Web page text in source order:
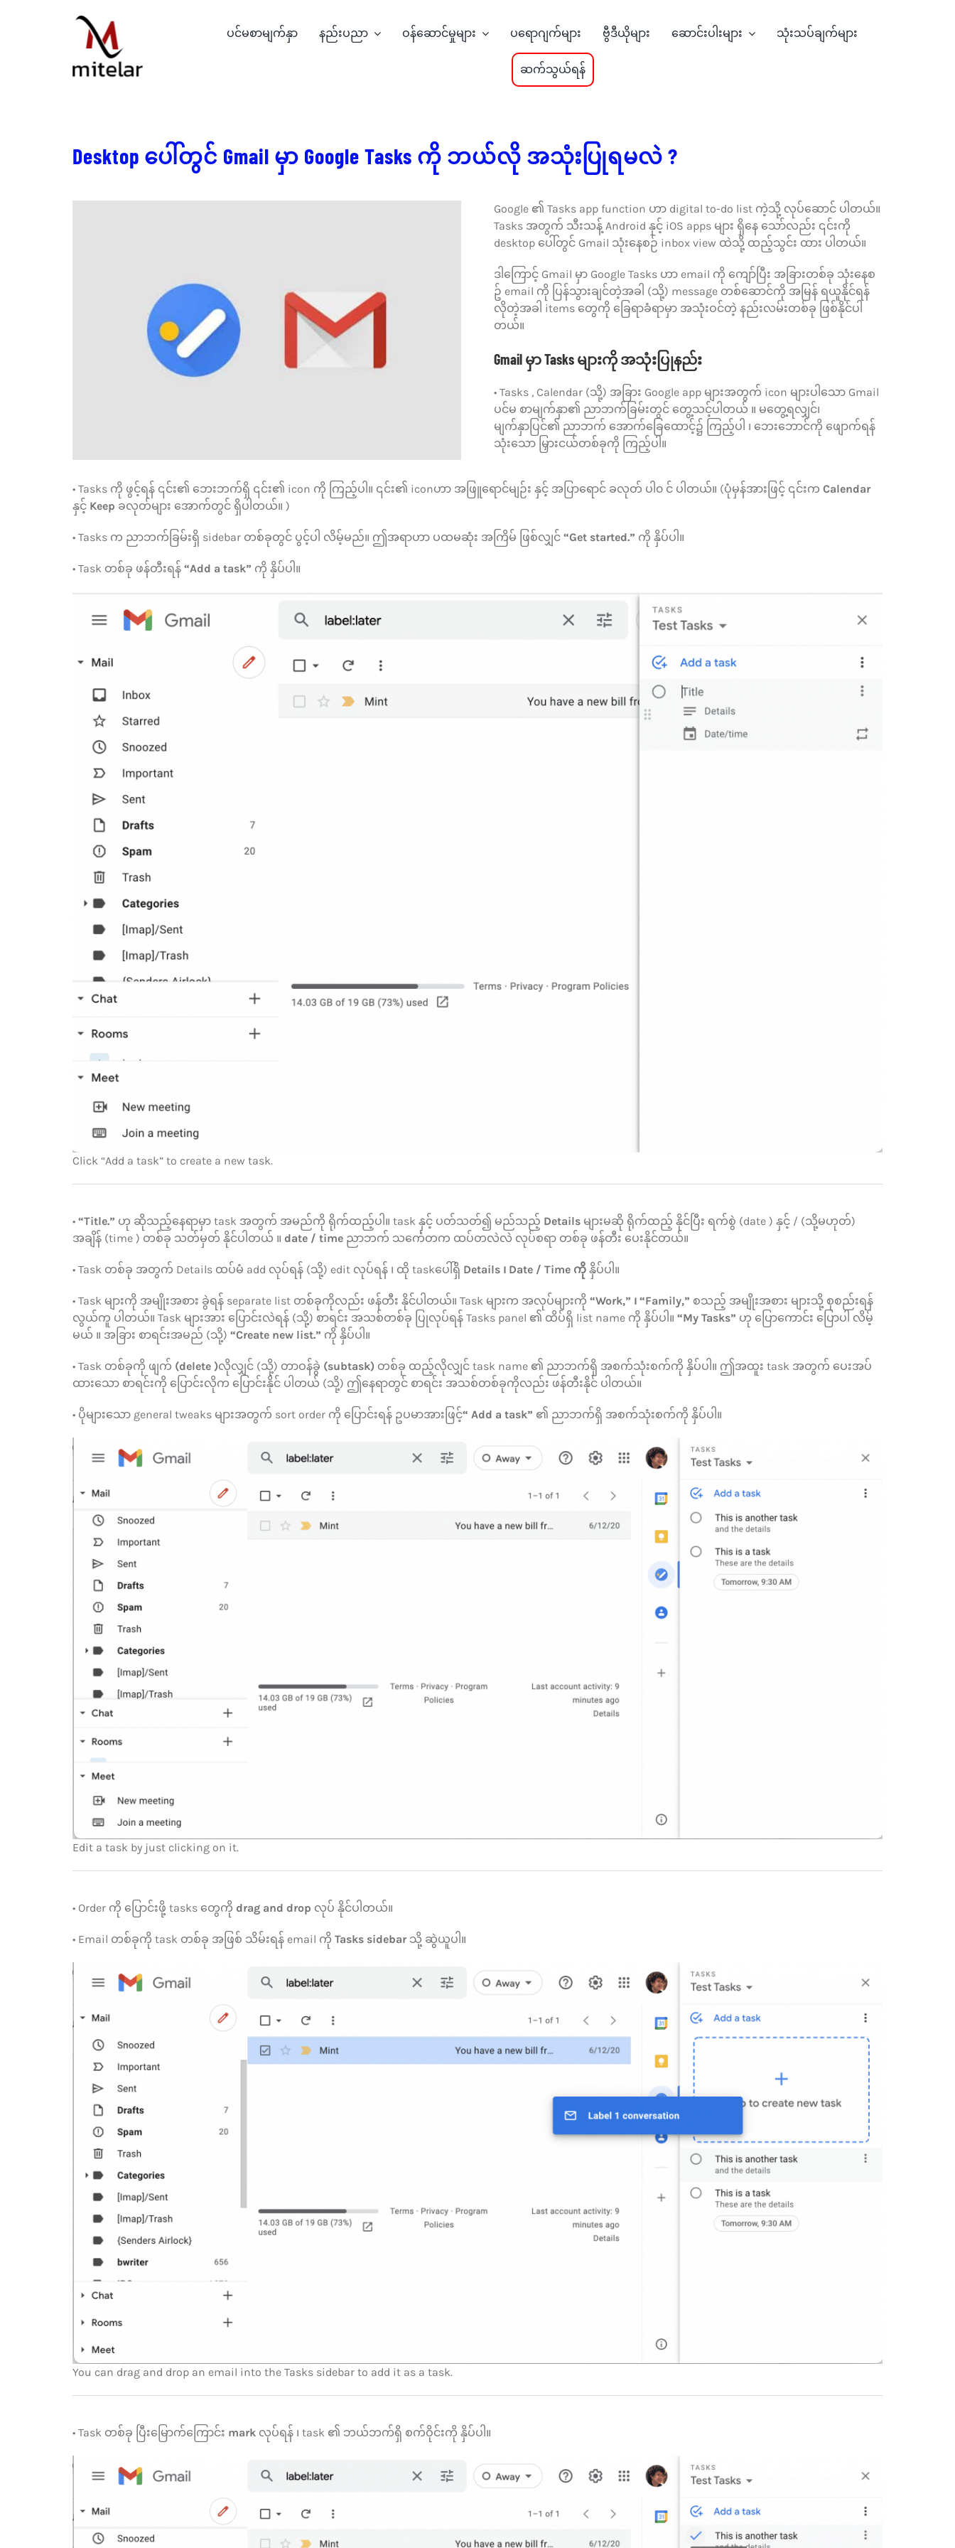
ပင်မစာမျက်နှာ နည်းပညာ ဝန်ဆောင်မှုများ ပရောဂျက်များ ဗွီဒီယိုများ ဆောင်းပါးများ သုံးသပ်ချက်များ
ဆက်သွယ်ရန်
Desktop ပေါ်တွင် Gmail မှာ Google Tasks ကို ဘယ်လို အသုံးပြုရမလဲ ?
Google ၏ Tasks app function ဟာ digital to-do list ကဲ့သို့ လုပ်ဆောင် ပါတယ်။
Tasks အတွက် သီးသန့် Android နှင့် iOS apps များ ရှိနေ သော်လည်း ၎င်းကို
desktop ပေါ်တွင် Gmail သုံးနေစဉ် inbox view ထဲသို့ ထည့်သွင်း ထား ပါတယ်။
ဒါကြောင့် Gmail မှာ Google Tasks ဟာ email ကို ကျော်ပြီး အခြားတစ်ခု သုံးနေစ
ဥ် email ကို ပြန်သွားချင်တဲ့အခါ (သို့) message တစ်ဆောင်ကို အမြန် ရယူနိုင်ရန်
လိုတဲ့အခါ items တွေကို ခြေရာခံရာမှာ အသုံးဝင်တဲ့ နည်းလမ်းတစ်ခု ဖြစ်နိုင်ပါ
တယ်။
Gmail မှာ Tasks များကို အသုံးပြုနည်း
• Tasks , Calendar (သို့) အခြား Google app များအတွက် icon များပါသော Gmail
ပင်မ စာမျက်နှာ၏ ညာဘက်ခြမ်းတွင် တွေ့သင့်ပါတယ် ။ မတွေ့ရလျှင်၊
မျက်နှာပြင်၏ ညာဘက် အောက်ခြေထောင့်၌ ကြည့်ပါ ၊ ဘေးဘောင်ကို ဖျောက်ရန်
သုံးသော မြှားငယ်တစ်ခုကို ကြည့်ပါ။
• Tasks ကို ဖွင့်ရန် ၎င်း၏ ဘေးဘက်ရှိ ၎င်း၏ icon ကို ကြည့်ပါ။ ၎င်း၏ iconဟာ အဖြူရောင်မျဉ်း နှင့် အပြာရောင် ခလုတ် ပါ၀ င် ပါတယ်။ (ပုံမှန်အားဖြင့် ၎င်းက Calendar
နှင့် Keep ခလုတ်များ အောက်တွင် ရှိပါတယ်။ )
• Tasks က ညာဘက်ခြမ်းရှိ sidebar တစ်ခုတွင် ပွင့်ပါ လိမ့်မည်။ ဤအရာဟာ ပထမဆုံး အကြိမ် ဖြစ်လျှင် “Get started.” ကို နှိပ်ပါ။
• Task တစ်ခု ဖန်တီးရန် “Add a task” ကို နှိပ်ပါ။
Click “Add a task” to create a new task.
•“Title.” ဟု ဆိုသည့်နေရာမှာ task အတွက် အမည်ကို ရိုက်ထည့်ပါ။ task နှင့် ပတ်သတ်၍ မည်သည့် Detailsများမဆို ရိုက်ထည့် နိုင်ပြီး ရက်စွဲ (date ) နှင့် / (သို့မဟုတ်)
အချိန် (time ) တစ်ခု သတ်မှတ် နိုင်ပါတယ် ။ date / timeညာဘက် သင်္ကေတက ထပ်တလဲလဲ လုပ်စရာ တစ်ခု ဖန်တီး ပေးနိုင်တယ်။
• Task တစ်ခု အတွက် Details ထပ်မံ add လုပ်ရန် (သို့) edit လုပ်ရန် ၊ ထို taskပေါ်ရှိ Details ၊ Date / Time ကိုနှိပ်ပါ။
• Task များကို အမျိုးအစား ခွဲရန် separate list တစ်ခုကိုလည်း ဖန်တီး နိုင်ပါတယ်။ Task များက အလုပ်များကို “Work,” ၊ “Family,” စသည့် အမျိုးအစား များသို့ စုစည်းရန်
လွယ်ကူ ပါတယ်။ Task များအား ပြောင်းလဲရန် (သို့) စာရင်း အသစ်တစ်ခု ပြုလုပ်ရန် Tasks panel ၏ ထိပ်ရှိ list name ကို နှိပ်ပါ။ “My Tasks” ဟု ပြောကောင်း ပြောပါ လိမ့်
မယ် ။ အခြား စာရင်းအမည် (သို့) “Create new list.” ကို နှိပ်ပါ။
• Task တစ်ခုကို ဖျက် (delete )လိုလျှင် (သို့) တာဝန်ခွဲ (subtask) တစ်ခု ထည့်လိုလျှင် task name ၏ ညာဘက်ရှိ အစက်သုံးစက်ကို နှိပ်ပါ။ ဤအထူး task အတွက် ပေးအပ်
ထားသော စာရင်းကို ပြောင်းလိုက ပြောင်းနိုင် ပါတယ် (သို့) ဤနေရာတွင် စာရင်း အသစ်တစ်ခုကိုလည်း ဖန်တီးနိုင် ပါတယ်။
• ပိုများသော general tweaks များအတွက် sort order ကို ပြောင်းရန် ဥပမာအားဖြင့်“ Add a task” ၏ ညာဘက်ရှိ အစက်သုံးစက်ကို နှိပ်ပါ။
Edit a task by just clicking on it.
• Order ကို ပြောင်းဖို့ tasks တွေကို drag and drop လုပ် နိုင်ပါတယ်။
• Email တစ်ခုကို task တစ်ခု အဖြစ် သိမ်းရန် email ကို Tasks sidebar သို့ ဆွဲယူပါ။
You can drag and drop an email into the Tasks sidebar to add it as a task.
• Task တစ်ခု ပြီးမြောက်ကြောင်း markလုပ်ရန် ၊ task ၏ ဘယ်ဘက်ရှိ စက်ဝိုင်းကို နှိပ်ပါ။